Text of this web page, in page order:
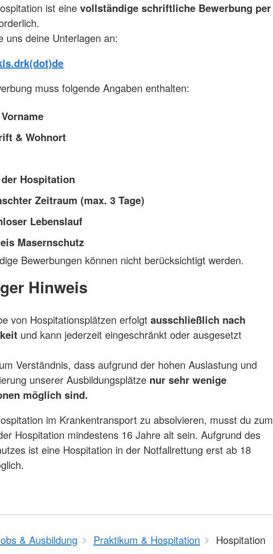
ist eine vollständige schriftliche Bewerbung per
uns deine Unterlagen an:
muss folgende Angaben enthalten:
& Wohnort
Hospitation
Zeitraum (max. 3 Tage)
Lebenslauf
Masernschutz
Bewerbungen können nicht berücksichtigt werden.
Hinweis
von Hospitationsplätzen erfolgt ausschließlich nach
und kann jederzeit eingeschränkt oder ausgesetzt
Verständnis, dass aufgrund der hohen Auslastung und
unserer Ausbildungsplätze nur sehr wenige
möglich sind.
im Krankentransport zu absolvieren, musst du zum
Hospitation mindestens 16 Jahre alt sein. Aufgrund des
ist eine Hospitation in der Notfallrettung erst ab 18
& Ausbildung Praktikum & Hospitation Hospitation